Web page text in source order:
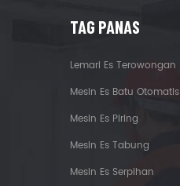
TAG PANAS
Lemari Es Terowongan
Mesin Es Batu Otomatis
Mesin Es Piring
Mesin Es Tabung
Mesin Es Serpihan